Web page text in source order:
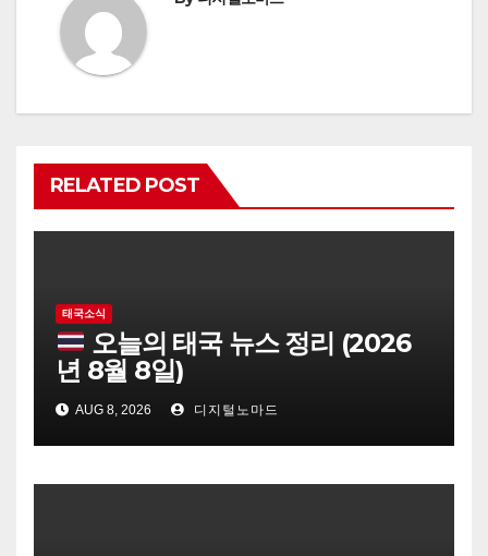
RELATED POST
태국소식
오늘의 태국 뉴스 정리 (2026
년 8월 8일)
AUG 8, 2026 디지털노마드